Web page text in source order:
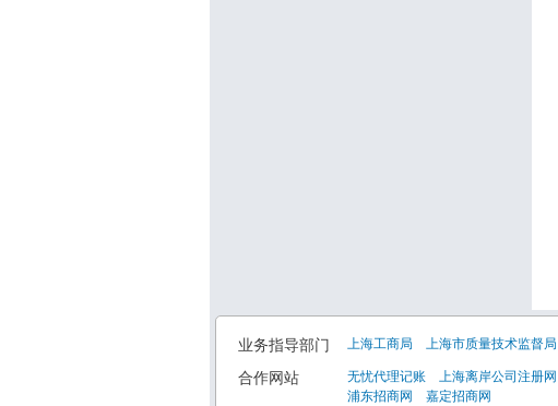
业务指导部门 上海工商局 上海市质量技术监督局
合作网站 无忧代理记账 上海离岸公司注册网
浦东招商网
嘉定招商网